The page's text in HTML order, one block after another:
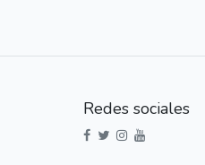
Redes sociales